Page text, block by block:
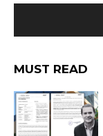
MUST READ